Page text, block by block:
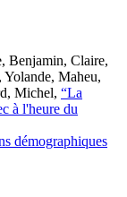
Claire,
Yolande, Maheu,
Michel, “La
à l'heure du
démographiques